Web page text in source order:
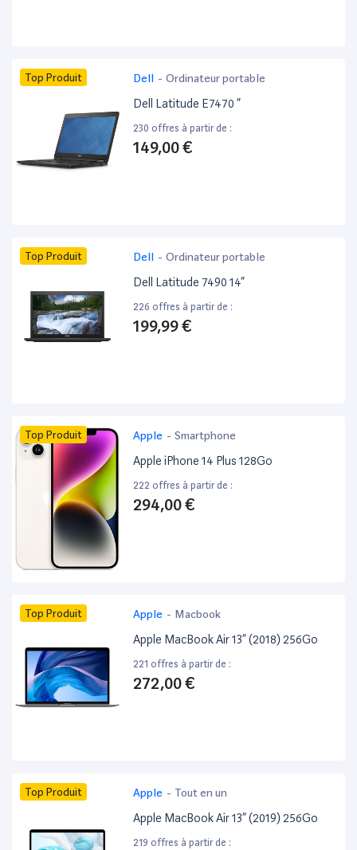
Top Produit Dell - Ordinateur portable
Dell Latitude E7470 ”
230 offres à partir de :
149,00 €
Top Produit Dell - Ordinateur portable
Dell Latitude 7490 14”
226 offres à partir de :
199,99 €
Top Produit Apple - Smartphone
Apple iPhone 14 Plus 128Go
222 offres à partir de :
294,00 €
Top Produit Apple - Macbook
Apple MacBook Air 13” (2018) 256Go
221 offres à partir de :
272,00 €
Top Produit Apple - Tout en un
Apple MacBook Air 13” (2019) 256Go
219 offres à partir de :